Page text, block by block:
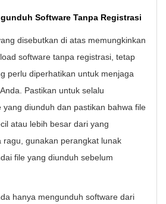
Software Tanpa Registrasi
disebutkan di atas memungkinkan
software tanpa registrasi, tetap
perlu diperhatikan untuk menjaga
Pastikan untuk selalu
yang diunduh dan pastikan bahwa file
atau lebih besar dari yang
ragu, gunakan perangkat lunak
file yang diunduh sebelum
hanya mengunduh software dari